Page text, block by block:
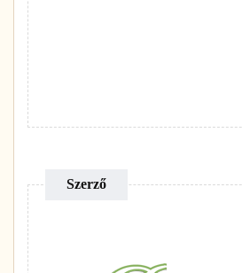
Szerző